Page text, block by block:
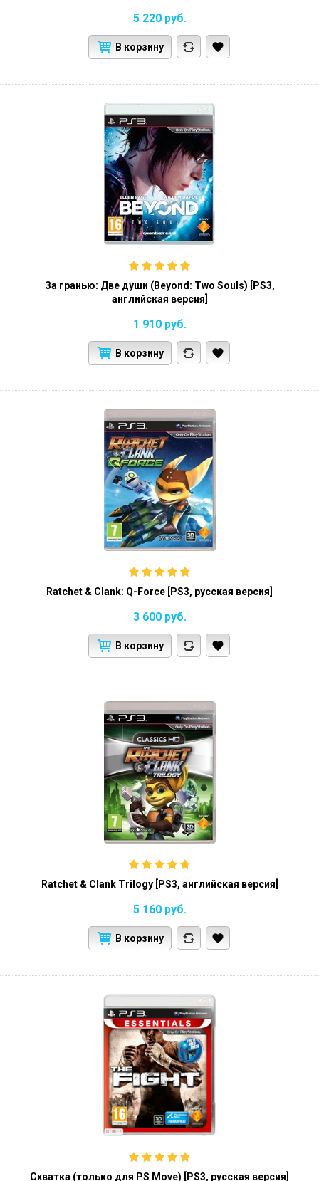
5 220 руб.
В корзину
За гранью: Две души (Beyond: Two Souls) [PS3,
английская версия]
1 910 руб.
В корзину
Ratchet & Clank: Q-Force [PS3, русская версия]
3 600 руб.
В корзину
Ratchet & Clank Trilogy [PS3, английская версия]
5 160 руб.
В корзину
Схватка (только для PS Move) [PS3, русская версия]